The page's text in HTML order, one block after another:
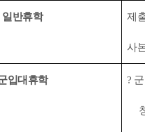
일반휴학 제
사
입대휴학 ?